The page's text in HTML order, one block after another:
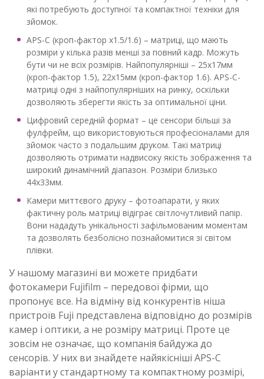
які потребують доступної та компактної техніки для
зйомок.
APS-C (кроп-фактор х1.5/1.6) – матриці, що мають
розміри у кілька разів менші за повний кадр. Можуть
бути чи не всіх розмірів. Найпопулярніші – 25х17мм
(кроп-фактор 1.5), 22х15мм (кроп-фактор 1.6). APS-C-
матриці одні з найпопулярніших на ринку, оскільки
дозволяють зберегти якість за оптимальної ціни.
Цифровий середній формат – це сенсори більші за
фулфрейм, що використовуються професіоналами для
зйомок часто з подальшим друком. Такі матриці
дозволяють отримати надвисоку якість зображення та
широкий динамічний діапазон. Розміри близько
44х33мм.
Камери миттєвого друку – фотоапарати, у яких
фактичну роль матриці відіграє світлочутливий папір.
Вони нададуть унікальності зафільмованим моментам
та дозволять безболісно познайомитися зі світом
плівки.
У нашому магазині ви можете придбати
фотокамери Fujifilm – передової фірми, що
пропонує все. На відміну від конкурентів ніша
пристроїв Fuji представлена відповідно до розмірів
камер і оптики, а не розміру матриці. Проте це
зовсім не означає, що компанія байдужа до
сенсорів. У них ви знайдете найякісніші APS-C
варіанти у стандартному та компактному розмірі,